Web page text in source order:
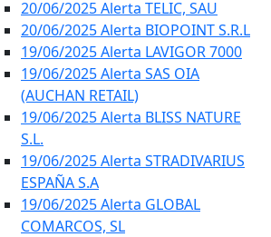
20/06/2025 Alerta TELIC, SAU
20/06/2025 Alerta BIOPOINT S.R.L
19/06/2025 Alerta LAVIGOR 7000
19/06/2025 Alerta SAS OIA
(AUCHAN RETAIL)
19/06/2025 Alerta BLISS NATURE
S.L.
19/06/2025 Alerta STRADIVARIUS
ESPAÑA S.A
19/06/2025 Alerta GLOBAL
COMARCOS, SL